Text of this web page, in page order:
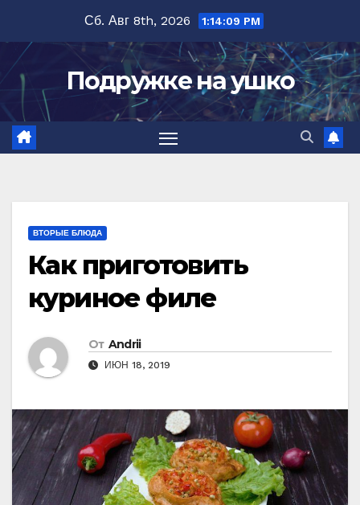
содержимому
Сб. Авг 8th, 2026 1:14:10 PM
Подружке на ушко
ВТОРЫЕ БЛЮДА
Как приготовить
куриное филе
От Andrii
ИЮН 18, 2019